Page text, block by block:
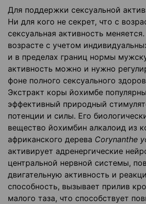
Для поддержки сексуальной
Ни для кого не секрет, что с
сексуальная активность
возрасте с учетом
и в пределах границ нормы
активность можно и нужно
фоне полного сексуального
Экстракт коры йохимбе
эффективный природный
потенции и силы. Его
вещество йохимбин алкалоид из
африканского дерева Corynanthe
активирует адренергические
центральной нервной системы,
двигательную активность и
способность, вызывает прилив
малого таза, что способствует